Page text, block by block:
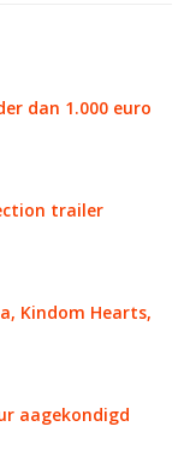
dan 1.000 euro
trailer
Kindom Hearts,
aagekondigd